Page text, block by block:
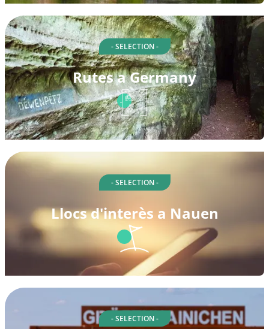
- SELECTION -
Rutes a Germany
- SELECTION -
Llocs d'interès a Nauen
- SELECTION -